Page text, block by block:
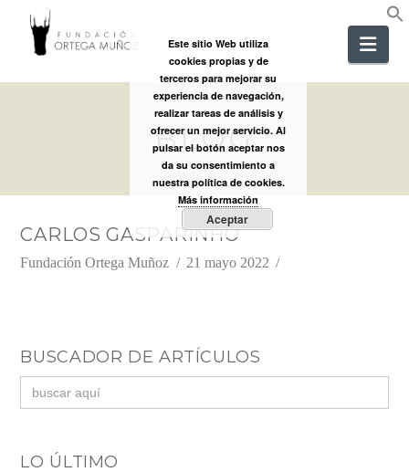
ORTEGA
MUÑOZ
BLOG
CARLOS GASPARINHO
Fundación Ortega Muñoz 21 mayo 2022
BUSCADOR DE ARTÍCULOS
Buscar:
LO ÚLTIMO
Este sitio Web utiliza
cookies propias y de
terceros para mejorar su
experiencia de navegación,
realizar tareas de análisis y
ofrecer un mejor servicio. Al
pulsar el botón aceptar nos
da su consentimiento a
nuestra política de cookies.
Más información
Aceptar